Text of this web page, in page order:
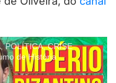
POLÍTICA, CRISE
de História